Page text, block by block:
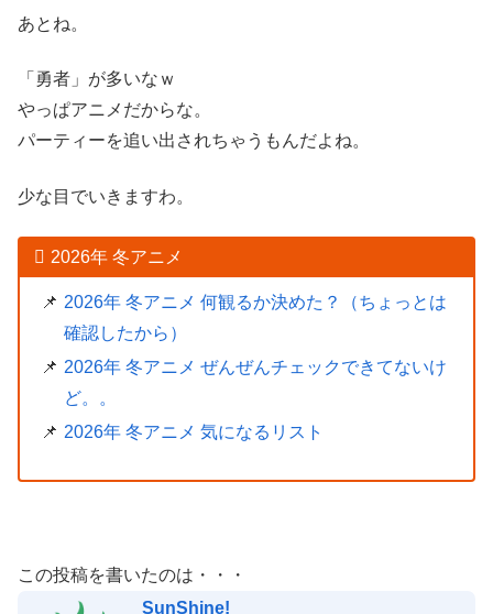
あとね。
「勇者」が多いなｗ
やっぱアニメだからな。
パーティーを追い出されちゃうもんだよね。
少な目でいきますわ。
2026年 冬アニメ
2026年 冬アニメ 何観るか決めた？（ちょっとは
確認したから）
2026年 冬アニメ ぜんぜんチェックできてないけ
ど。。
2026年 冬アニメ 気になるリスト
この投稿を書いたのは・・・
SunShine!